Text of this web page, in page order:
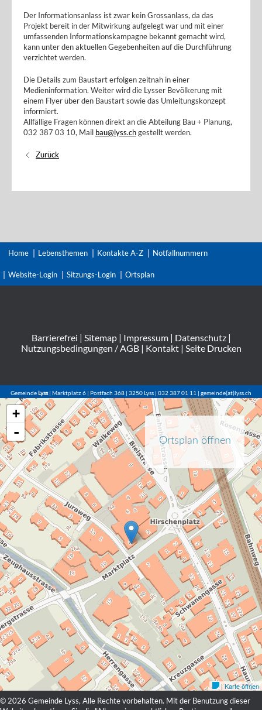
Der Informationsanlass ist zwar kein Grossanlass, da das
Projekt bereit in der Mitwirkung aufgelegt war und mit einer
umfassenden Informationskampagne bekannt gemacht wird,
kann unter den aktuellen Gegebenheiten auf die Durchführung
verzichtet werden.
Die Details zum Baustart erfolgen zeitnah in einer
Medieninformation. Weiter wird die Lysser Bevölkerung mit
einem Flyer über den Baustart sowie das Umleitungskonzept
informiert.
Allfällige Fragen können direkt an die Abteilung Bau + Planung,
032 387 03 10, Mail bau@lyss.chgestellt werden.
Zurück
Home Lebensthemen Kontakte A-Z Notfallnummern
Website-Login Sitzungs-Login Ortsplan
Barrierefrei | Sitemap| Impressum| Datenschutz|
Nutzungsbedingungen / AGB| Kontakt| Seite Drucken
GemeindeLyss| Marktplatz 6 | Postfach 368 | 3250 Lyss | 032 387 01 11 | gemeinde(at)lyss.ch
© 2026 Gemeinde Lyss, Alle Rechte vorbehalten. Mit der Benutzung dieser